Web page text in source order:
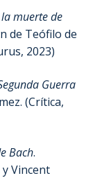
muerte de
de Teófilo de
2023)
Guerra
(Crítica,
Bach.
Vincent